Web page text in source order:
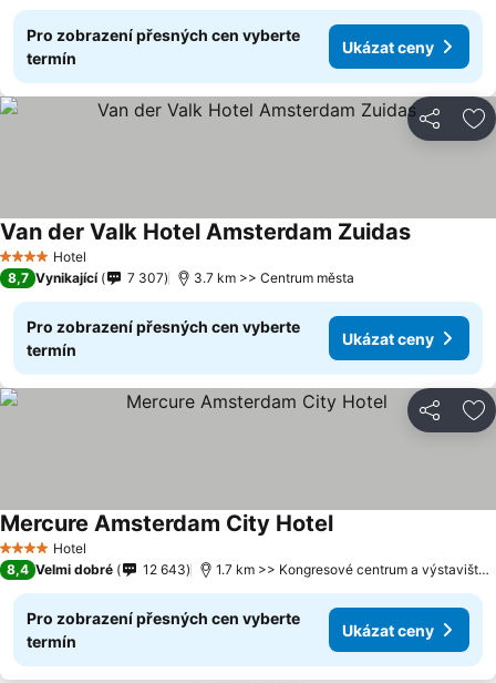
Pro zobrazení přesných cen vyberte
termín
Ukázat ceny
Sdílet
4 Počet hvězdiček
Hotel
Van der Valk Hotel Amsterdam Zuidas
8,7 Vynikající 7 307 3.7 km >> Centrum města
Pro zobrazení přesných cen vyberte
termín
Ukázat ceny
Sdílet
4 Počet hvězdiček
Hotel
Mercure Amsterdam City Hotel
8,4 Velmi dobré 12 643 1.7 km >> Kongresové centrum a výstaviště RAI Amsterdam
Pro zobrazení přesných cen vyberte
termín
Ukázat ceny